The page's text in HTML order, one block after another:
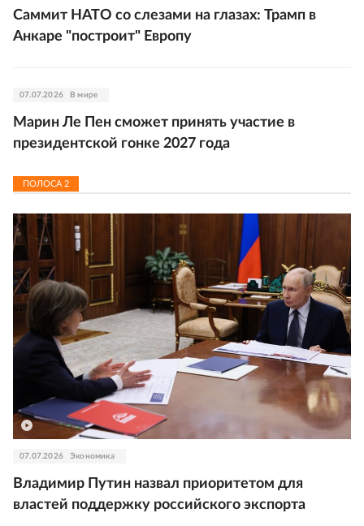
Саммит НАТО со слезами на глазах: Трамп в
Анкаре "построит" Европу
07.07.2026 В мире
Марин Ле Пен сможет принять участие в
президентской гонке 2027 года
ПОЛОСА2
07.07.2026 Экономика
Владимир Путин назвал приоритетом для
властей поддержку российского экспорта